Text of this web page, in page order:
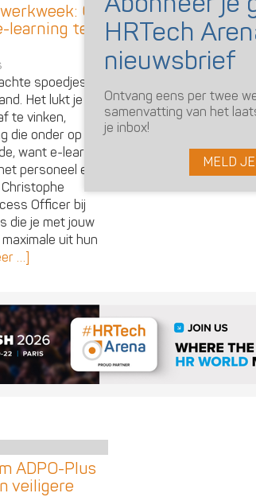
6
learning te
spoedjes; de
Het lukt je
te vinken,
die onder op de
want e-learning
personeel en
Officer bij
die je met jouw
uit hun
…]
Klantcase: Hoe
HR digitaal
25 november 2024
“We deden wel van
digitaliseerde en
Crowe Foederer
Manager Michelle
met Crowe haar
organisaties.[Lees
ADPO-Plus
veiligere
Ontvang eens per twee
samenvatting van het
je inbox!
MELD